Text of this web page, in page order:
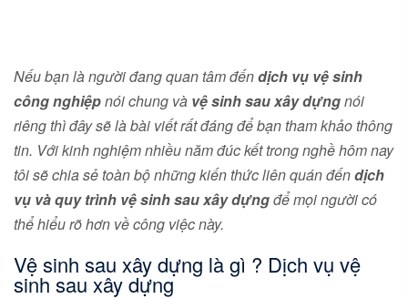
Nếu bạn là người đang quan tâm đếndịch vụ vệ sinh
công nghiệpnói chung và vệ sinh sau xây dựngnói
riêng thì đây sẽ là bài viết rất đáng để bạn tham khảo thông
tin. Với kinh nghiệm nhiều năm đúc kết trong nghề hôm nay
tôi sẽ chia sẻ toàn bộ những kiến thức liên quán đếndịch
vụ và quy trình vệ sinh sau xây dựngđể mọi người có
thể hiểu rõ hơn về công việc này.
Vệ sinh sau xây dựng là gì ? Dịch vụ vệ
sinh sau xây dựng